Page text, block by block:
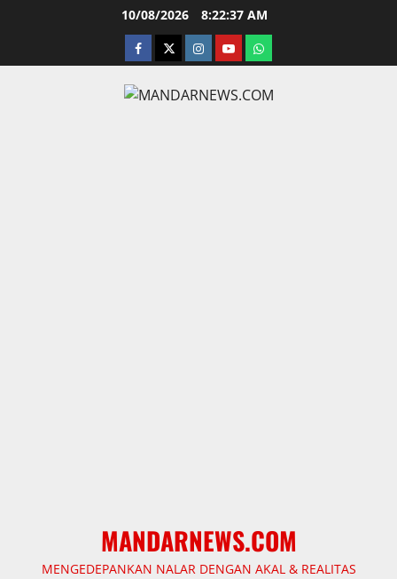
10/08/2026 8:22:38 AM
facebooktwitterinstagram.com
youtubewhatsapp
MANDARNEWS.COM
MENGEDEPANKAN NALAR DENGAN AKAL & REALITAS